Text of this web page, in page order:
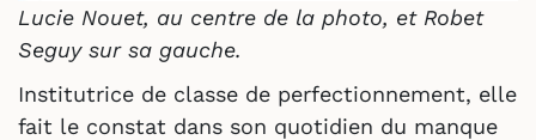
Lucie Nouet, au centre de la photo, et Robet
Seguy sur sa gauche.
Institutrice de classe de perfectionnement, elle
fait le constat dans son quotidien du manque